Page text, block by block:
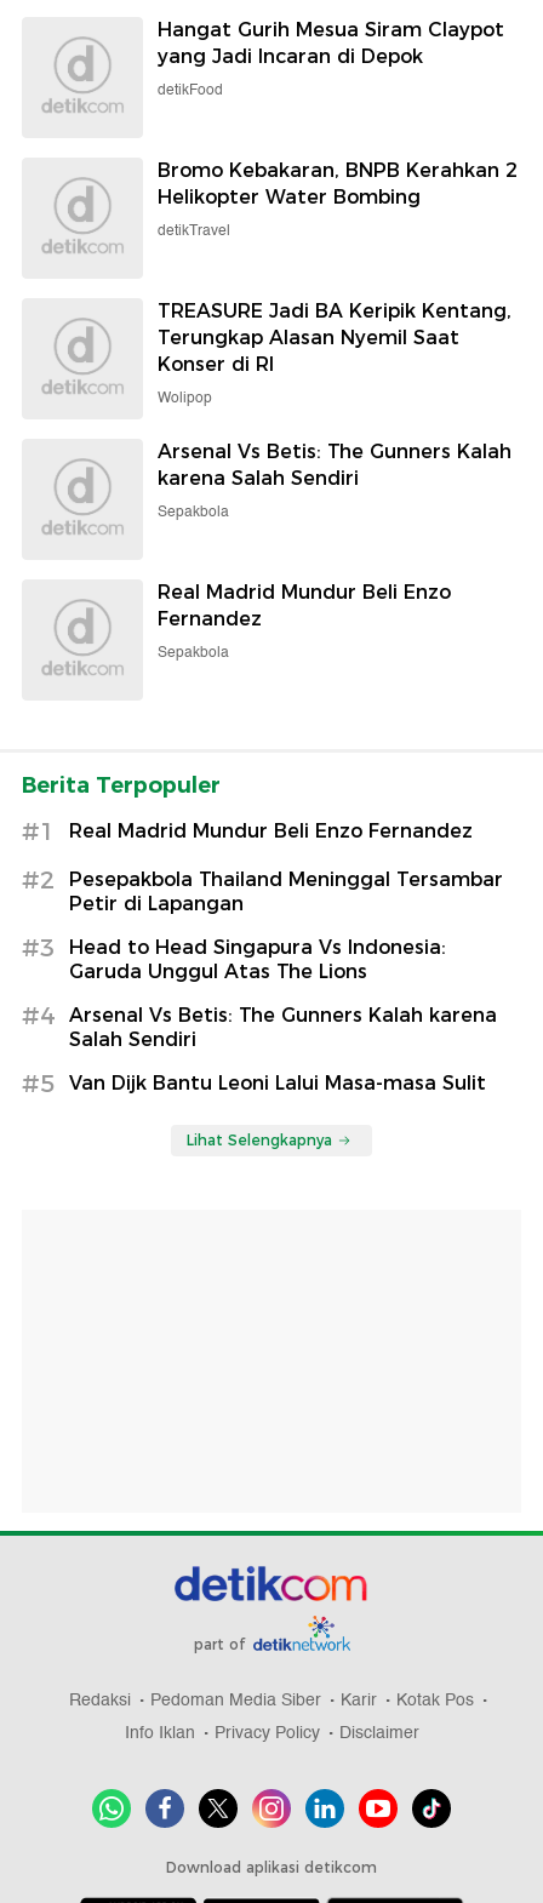
Hangat Gurih Mesua Siram Claypot
yang Jadi Incaran di Depok
detikFood
Bromo Kebakaran, BNPB Kerahkan 2
Helikopter Water Bombing
detikTravel
TREASURE Jadi BA Keripik Kentang,
Terungkap Alasan Nyemil Saat
Konser di RI
Wolipop
Arsenal Vs Betis: The Gunners Kalah
karena Salah Sendiri
Sepakbola
Real Madrid Mundur Beli Enzo
Fernandez
Sepakbola
Berita Terpopuler
#1 Real Madrid Mundur Beli Enzo Fernandez
#2
Pesepakbola Thailand Meninggal Tersambar
Petir di Lapangan
#3
Head to Head Singapura Vs Indonesia:
Garuda Unggul Atas The Lions
#4
Arsenal Vs Betis: The Gunners Kalah karena
Salah Sendiri
#5 Van Dijk Bantu Leoni Lalui Masa-masa Sulit
Lihat Selengkapnya
part of
Redaksi Pedoman Media Siber Karir
Kotak Pos
Info Iklan
Privacy Policy Disclaimer
Download aplikasi detikcom